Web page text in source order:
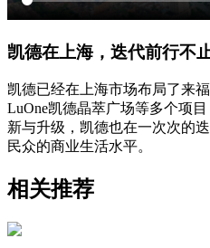
凯德在上海，迭代前行不
凯德已经在上海市场布局了来
LuOne凯德晶萃广场等多个项
新与升级，凯德也在一次次的
民众的商业生活水平。
相关推荐